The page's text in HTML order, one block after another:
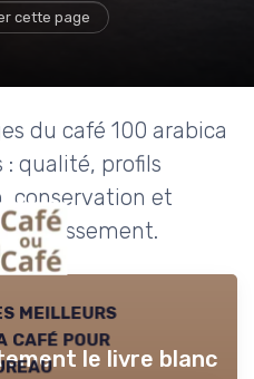
cette page
du café 100 arabica
: qualité, profils
conservation et
établissement.
meilleurs
café pour
le livre blanc